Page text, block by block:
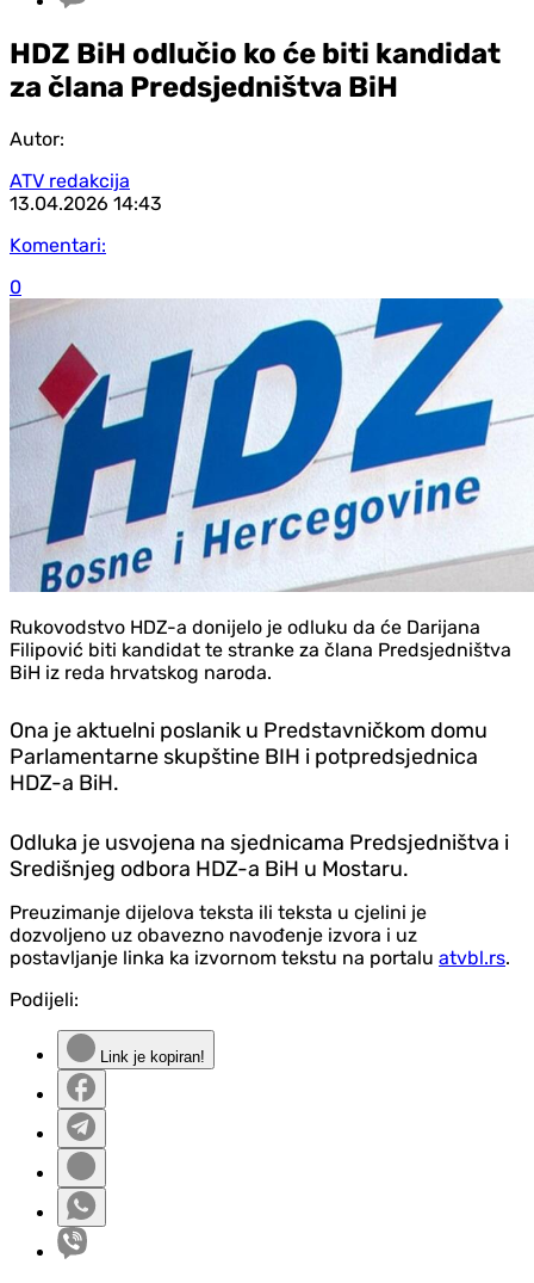
HDZ BiH odlučio ko će biti kandidat
za člana Predsjedništva BiH
Autor:
ATV redakcija
13.04.2026 14:43
Komentari:
0
Rukovodstvo HDZ-a donijelo je odluku da će Darijana
Filipović biti kandidat te stranke za člana Predsjedništva
BiH iz reda hrvatskog naroda.
Ona je aktuelni poslanik u Predstavničkom domu
Parlamentarne skupštine BIH i potpredsjednica
HDZ-a BiH.
Odluka je usvojena na sjednicama Predsjedništva i
Središnjeg odbora HDZ-a BiH u Mostaru.
Preuzimanje dijelova teksta ili teksta u cjelini je
dozvoljeno uz obavezno navođenje izvora i uz
postavljanje linka ka izvornom tekstu na portalu atvbl.rs.
Podijeli:
Link je kopiran!